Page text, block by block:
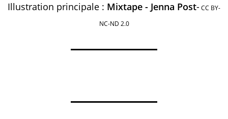
Illustration principale : Mixtape - Jenna Post- CC BY-
NC-ND 2.0